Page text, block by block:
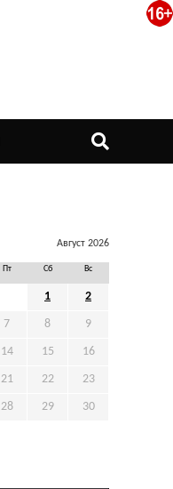
Август 2026
Пт Сб Вс
1 2
7 8 9
14 15 16
21 22 23
28 29 30